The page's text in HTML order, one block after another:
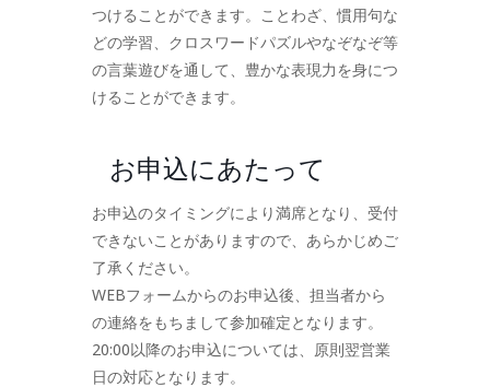
つけることができます。ことわざ、慣用句な
どの学習、クロスワードパズルやなぞなぞ等
の言葉遊びを通して、豊かな表現力を身につ
けることができます。
お申込にあたって
お申込のタイミングにより満席となり、受付
できないことがありますので、あらかじめご
了承ください。
WEBフォームからのお申込後、担当者から
の連絡をもちまして参加確定となります。
20:00以降のお申込については、原則翌営業
日の対応となります。